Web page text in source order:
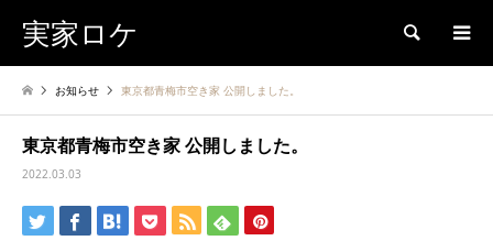
実家ロケ 検索
お知らせ 東京都青梅市空き家 公開しました。
東京都青梅市空き家 公開しました。
2022.03.03